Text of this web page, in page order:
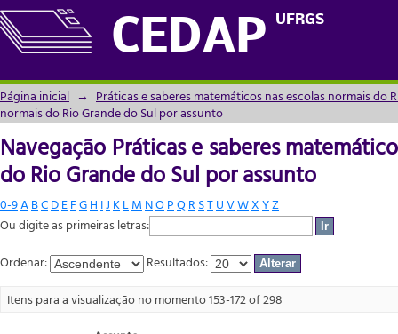
CEDAP UFRGS
Navegação Práticas e saberes
assunto
Página inicial → Práticas e saberes matemáticos nas escolas normais do
normais do Rio Grande do Sul por assunto
Navegação Práticas e saberes
do Rio Grande do Sul por assunto
0-9ABCDEFGH IJ KLM NOPQRSTUVWXYZ
Ou digite as primeiras letras:
Ordenar:
Resultados:
Itens para a visualização no momento 153-172 of 298